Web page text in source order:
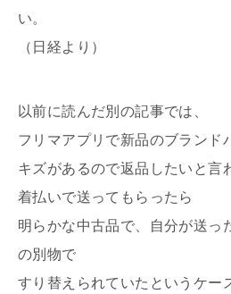
い。
（日経より）
以前に読んだ別の記事では、
フリマアプリで新品のブランド
キズがあるので返品したいと言
着払いで送ってもらったら
明らかな中古品で、自分が送っ
の別物で
すり替えられていたというケー